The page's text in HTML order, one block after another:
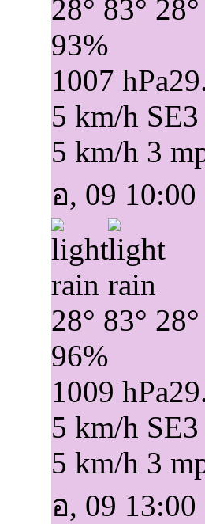
28° 83° 28°
93%
1007 hPa
5 km/h SE
5 km/h 3
อ, 09 10:00
28° 83° 28°
96%
1009 hPa
5 km/h SE
5 km/h 3
อ, 09 13:00